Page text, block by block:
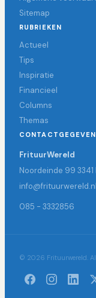
Sitemap
RUBRIEKEN
Actueel
Tips
Inspiratie
Financieel
Columns
Themas
FrituurWereld
Noordeinde 99
info@frituurwereld.nl
085 - 3332856
© 2026 Frituurwereld.